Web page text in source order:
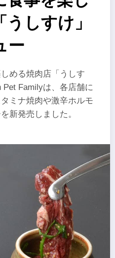
しすけ」
ー
める焼肉店「うしす
Familyは、各店舗に
ミナ焼肉や激辛ホルモ
新発売しました。